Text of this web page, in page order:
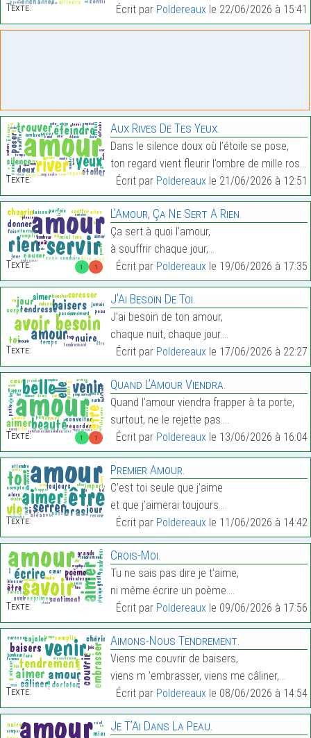
Texte: Écrit par Poldereauxle 22/06/2026 à 15:41
Texte:
Aux Rives De Tes Yeux.
Dans le silence doux où l’étoile se pose,
ton regard vient fleurir l’ombre de mille roses.…
Écrit par Poldereauxle 21/06/2026 à 12:51
1 1
Texte:
L’Amour, Ça Ne Sert À Rien.
Ça sert à quoi l’amour,
à souffrir chaque jour,…
Écrit par Poldereauxle 19/06/2026 à 17:35
Texte:
J’Ai Besoin De Toi.
J’ai besoin de ton amour,
chaque nuit, chaque jour.…
Écrit par Poldereauxle 17/06/2026 à 22:27
1 1
Texte:
Quand L’Amour Viendra.
Quand l’amour viendra frapper à ta porte,
surtout, ne le rejette pas.…
Écrit par Poldereauxle 13/06/2026 à 16:04
Texte:
Premier Amour.
C’est toi seule que j’aime
et que j’aimerai toujours.…
Écrit par Poldereauxle 11/06/2026 à 14:42
Texte:
Crois-Moi.
Tu ne sais pas dire je t’aime,
ni même écrire un poème.…
Écrit par Poldereauxle 09/06/2026 à 17:56
Texte:
Aimons-Nous Tendrement.
Viens me couvrir de baisers,
viens m ’embrasser, viens me câliner,…
Écrit par Poldereauxle 08/06/2026 à 14:54
Je T’Ai Dans La Peau.